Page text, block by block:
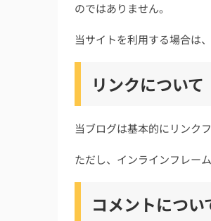
のではありません。
当サイトを利用する場合は
リンクについて
当ブログは基本的にリンク
ただし、インラインフレー
コメントについ